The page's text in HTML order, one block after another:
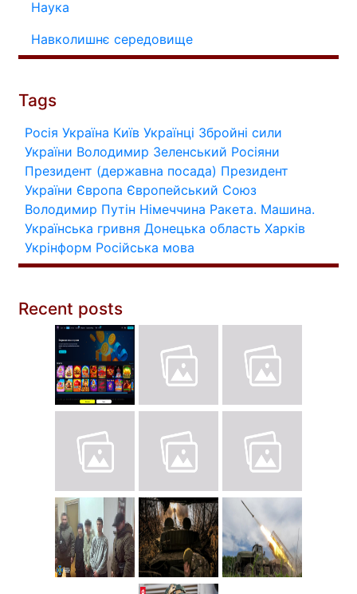
Наука
Навколишнє середовище
Tags
Росія Україна Київ Українці Збройні сили
України Володимир Зеленський Росіяни
Президент (державна посада) Президент
України Європа Європейський Союз
Володимир Путін Німеччина Ракета. Машина.
Українська гривня Донецька область Харків
Укрінформ Російська мова
Recent posts